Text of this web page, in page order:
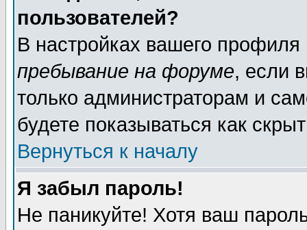
пользователей?
В настройках вашего
пребывание на форуме, если
только администраторам и
будете показываться как
Вернуться к началу
Я забыл пароль!
Не паникуйте! Хотя ваш